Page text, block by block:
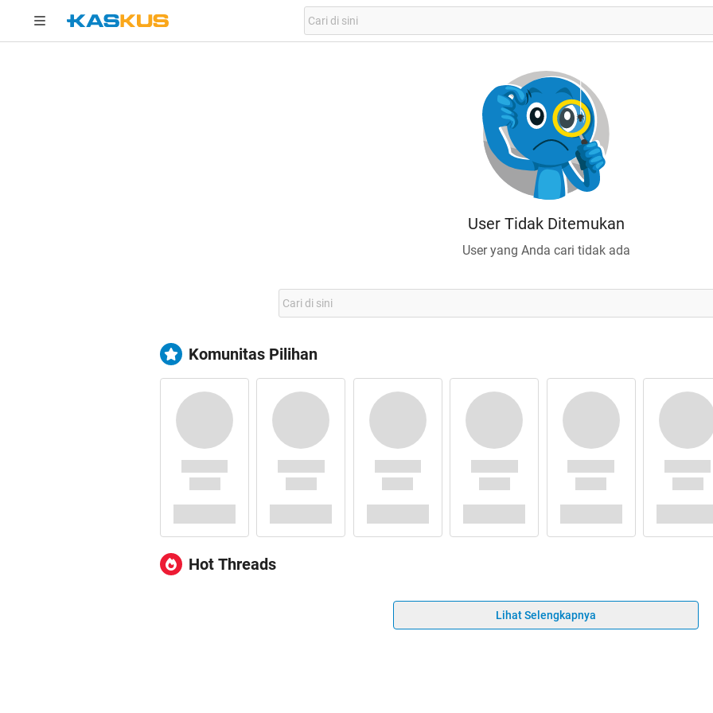
User Tidak Ditemukan
User yang Anda cari tidak ada
Komunitas Pilihan
Hot Threads
Lihat Selengkapnya